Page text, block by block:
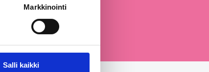
Markkinointi
Salli kaikki